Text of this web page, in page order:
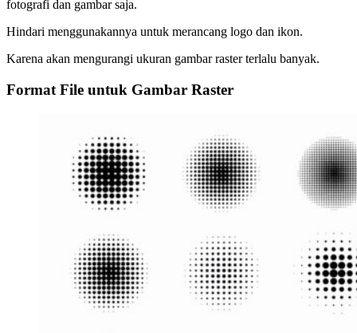
fotografi dan gambar saja.
Hindari menggunakannya untuk merancang logo dan ikon.
Karena akan mengurangi ukuran gambar raster terlalu banyak.
Format File untuk Gambar Raster